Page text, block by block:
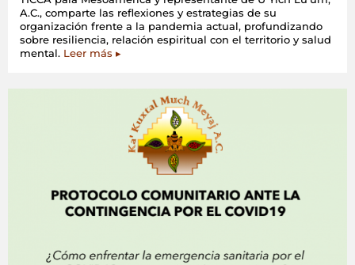
A.C., comparte las reflexiones y estrategias de su
organización frente a la pandemia actual, profundizando
sobre resiliencia, relación espiritual con el territorio y salud
mental. Leer más ▸